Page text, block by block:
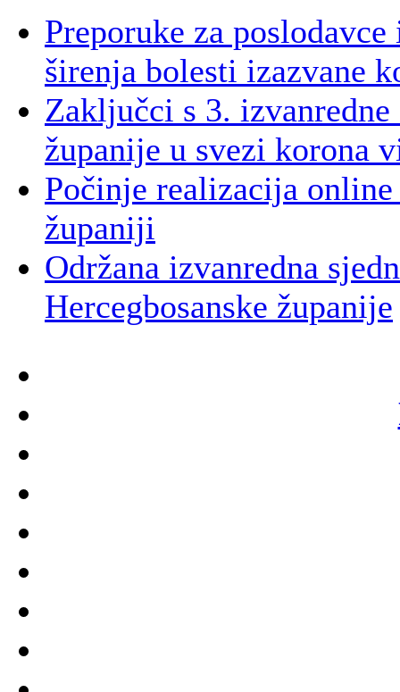
Preporuke za
širenja bolesti izazvane
Zaključci s 3. izvanredne
županije u svezi korona
Počinje realizacija online
županiji
Održana izvanredna
Hercegbosanske županije